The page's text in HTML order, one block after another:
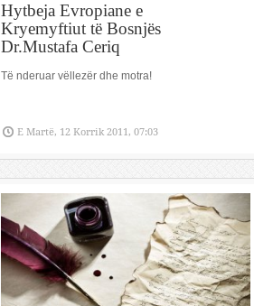
Hytbeja Evropiane e
Kryemyftiut të Bosnjës
Dr.Mustafa Ceriq
Të nderuar vëllezër dhe motra!
E Martë, 12 Korrik 2011, 07:03